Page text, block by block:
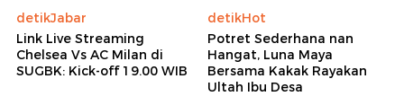
detikJabar
Link Live Streaming
Chelsea Vs AC Milan di
SUGBK: Kick-off 19.00 WIB
detikHot
Potret Sederhana nan
Hangat, Luna Maya
Bersama Kakak Rayakan
Ultah Ibu Desa